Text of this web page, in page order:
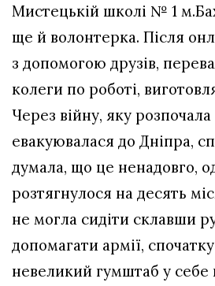
Мистецькій школі № 1
ще й волонтерка. Після
з допомогою друзів,
колеги по роботі,
Через війну, яку
евакуювалася до Дніпра,
думала, що це ненадовго,
розтягнулося на десять
не могла сидіти склавши
допомагати армії,
невеликий гумштаб у себе